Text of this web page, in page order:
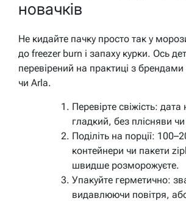
новачків
Не кидайте пачку просто так у
до freezer burn і запаху курки. Ось
перевірений на практиці з
чи Arla.
Перевірте свіжість:
гладкий, без плісняви
Поділіть на порції:
контейнери чи пакети
швидше розморожуєте.
Упакуйте герметично:
видавлюючи повітря,